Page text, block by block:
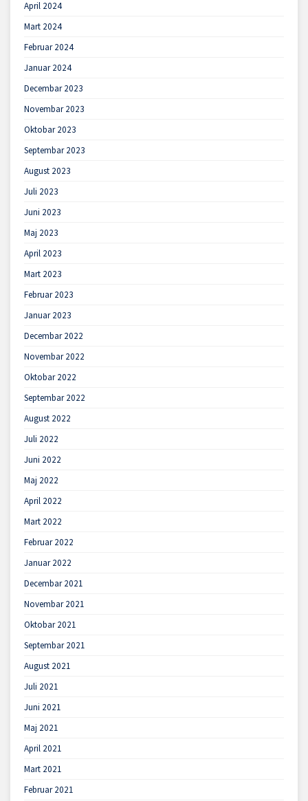
April 2024
Mart 2024
Februar 2024
Januar 2024
Decembar 2023
Novembar 2023
Oktobar 2023
Septembar 2023
August 2023
Juli 2023
Juni 2023
Maj 2023
April 2023
Mart 2023
Februar 2023
Januar 2023
Decembar 2022
Novembar 2022
Oktobar 2022
Septembar 2022
August 2022
Juli 2022
Juni 2022
Maj 2022
April 2022
Mart 2022
Februar 2022
Januar 2022
Decembar 2021
Novembar 2021
Oktobar 2021
Septembar 2021
August 2021
Juli 2021
Juni 2021
Maj 2021
April 2021
Mart 2021
Februar 2021